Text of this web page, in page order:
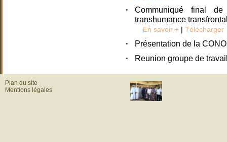
Communiqué final
transhumance
En savoir + | Télécharger
Présentation de la
Reunion groupe de
Plan du site
Mentions légales